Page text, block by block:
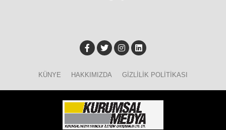
KÜNYE HAKKIMIZDA GIZLILIK POLITIKASI